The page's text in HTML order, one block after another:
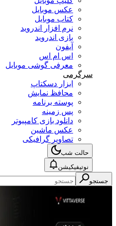
عکس موبایل
کتاب موبایل
نرم افزار اندروید
بازی اندروید
آیفون
اس ام اس
معرفی گوشی موبایل
سرگرمی
ابزار دسکتاپ
محافظ نمایش
پوسته برنامه
پس زمینه
دانلود بازی کامپیوتر
عکس ماشین
تصاویر گرافیکی
حالت شب
نوتیفیکیشن
جستجو